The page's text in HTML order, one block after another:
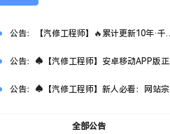
公告： 【汽修工程师】🔥累计更新10年·千套万G资源！ ❶.网站限时免费注册！ ❷.新客首次SVIP特惠：￥365 ❸.老会员永久SVIP补：￥666 （名额50个，加微优先）【管理员】微DataAuto
公告： ♠【汽修工程师】安卓移动APP版正式上线测试啦~（非智库新系统）
公告： ♠【汽修工程师】新人必看：网站宗旨、注册申请、导航功能、下载权限、快速查询等常用指南说明！
全部公告